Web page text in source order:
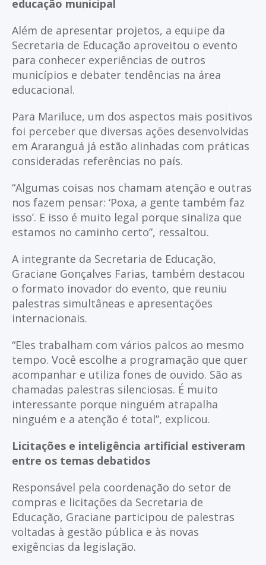
educação municipal
Além de apresentar projetos, a equipe da
Secretaria de Educação aproveitou o evento
para conhecer experiências de outros
municípios e debater tendências na área
educacional.
Para Mariluce, um dos aspectos mais positivos
foi perceber que diversas ações desenvolvidas
em Araranguá já estão alinhadas com práticas
consideradas referências no país.
“Algumas coisas nos chamam atenção e outras
nos fazem pensar: ‘Poxa, a gente também faz
isso’. E isso é muito legal porque sinaliza que
estamos no caminho certo”, ressaltou.
A integrante da Secretaria de Educação,
Graciane Gonçalves Farias, também destacou
o formato inovador do evento, que reuniu
palestras simultâneas e apresentações
internacionais.
“Eles trabalham com vários palcos ao mesmo
tempo. Você escolhe a programação que quer
acompanhar e utiliza fones de ouvido. São as
chamadas palestras silenciosas. É muito
interessante porque ninguém atrapalha
ninguém e a atenção é total”, explicou.
Licitações e inteligência artificial estiveram
entre os temas debatidos
Responsável pela coordenação do setor de
compras e licitações da Secretaria de
Educação, Graciane participou de palestras
voltadas à gestão pública e às novas
exigências da legislação.